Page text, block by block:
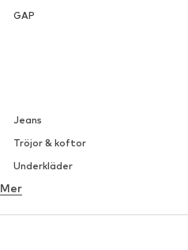
GAP
Jeans
Tröjor & koftor
Underkläder
Skjortor
Kostymer & kavajer
Mer